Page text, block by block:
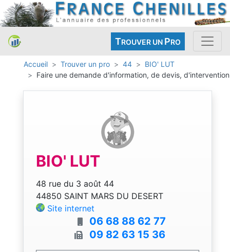
TROUVER UN PRO
Accueil Trouver un pro 44
BIO' LUT
Faire une demande d'information, de devis, d'intervention
BIO' LUT
48 rue du 3 août 44
44850 SAINT MARS DU DESERT
Site internet
06 68 88 62 77
09 82 63 15 36